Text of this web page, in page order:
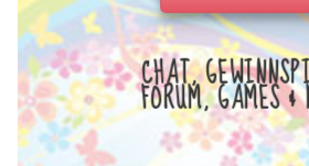
CHAT,
FORUM, GAMES &